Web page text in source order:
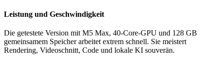
Leistung und Geschwindigkeit
Die getestete Version mit M5 Max, 40-Core-GPU und 128 GB
gemeinsamem Speicher arbeitet extrem schnell. Sie meistert
Rendering, Videoschnitt, Code und lokale KI souverän.